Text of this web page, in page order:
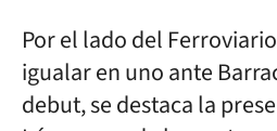
Por el lado del
igualar en uno ante
debut, se destaca la